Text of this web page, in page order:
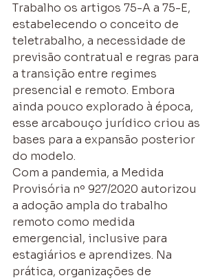
Trabalho os artigos 75-A a 75-E,
estabelecendo o conceito de
teletrabalho, a necessidade de
previsão contratual e regras para
a transição entre regimes
presencial e remoto. Embora
ainda pouco explorado à época,
esse arcabouço jurídico criou as
bases para a expansão posterior
do modelo.
Com a pandemia, a Medida
Provisória nº 927/2020 autorizou
a adoção ampla do trabalho
remoto como medida
emergencial, inclusive para
estagiários e aprendizes. Na
prática, organizações de